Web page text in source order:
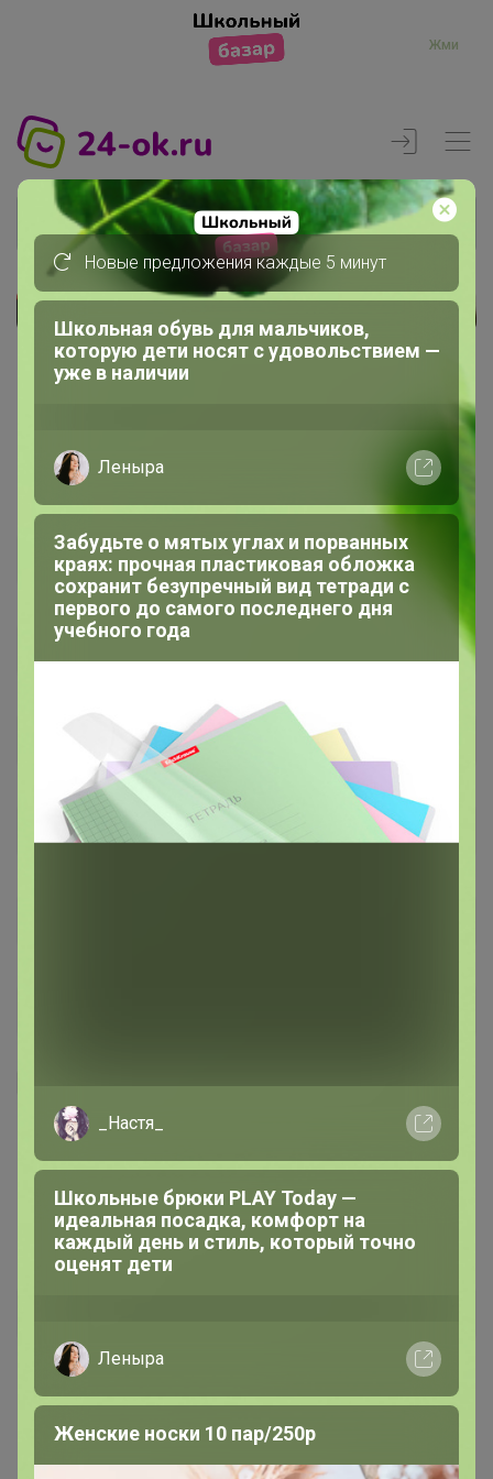
Жми
Главная
Регистрация
Я внимательно ознакомлен и полностью согласен
с условиями членства в клубе и правилами
вступления, изложенными в следующих
документах:Правила совместных закупок,
Соглашение пользователя, Политика
конфиденциальности,Обработка персональных
данных.
Новые предложения каждые 5 минут
Школьная обувь для мальчиков,
которую дети носят с удовольствием —
уже в наличии
Леныра
Забудьте о мятых углах и порванных
краях: прочная пластиковая обложка
сохранит безупречный вид тетради с
первого до самого последнего дня
учебного года
_Настя_
Школьные брюки PLAY Today —
идеальная посадка, комфорт на
каждый день и стиль, который точно
оценят дети
Леныра
Женские носки 10 пар/250р